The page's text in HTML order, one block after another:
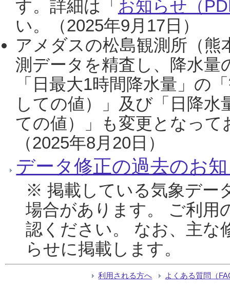
す。詳細は「 お知らせ（
い。（2025年9月17日）
アメダスの松島観測所（熊
測データを精査し、降水
「日最大1時間降水量」の
しての値）」及び「日降
ての値）」も変更となっ
（2025年8月20日）
データ修正の過去のお
※ 掲載している気象デー
場合があります。 ご利用
認ください。 なお、主な
らせに掲載します。
利用される方へ よくある質問（